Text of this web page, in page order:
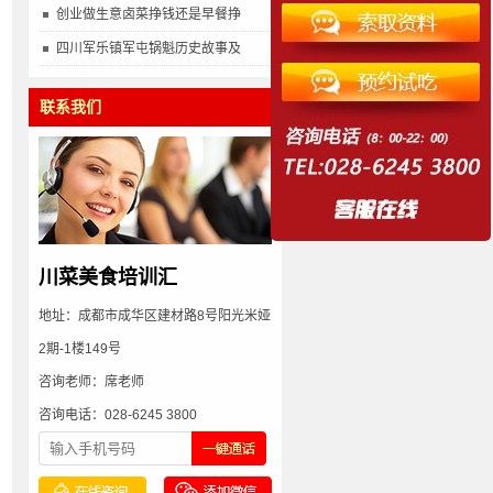
创业做生意卤菜挣钱还是早餐挣
四川军乐镇军屯锅魁历史故事及
联系我们
川菜美食培训汇
地址：成都市成华区建材路8号阳光米娅
2期-1楼149号
咨询老师：席老师
咨询电话：028-6245 3800